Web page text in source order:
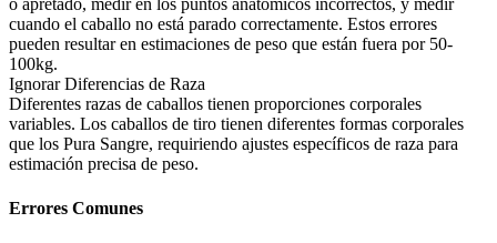
o apretado, medir en los puntos anatómicos incorrectos, y medir
cuando el caballo no está parado correctamente. Estos errores
pueden resultar en estimaciones de peso que están fuera por 50-
100kg.
Ignorar Diferencias de Raza
Diferentes razas de caballos tienen proporciones corporales
variables. Los caballos de tiro tienen diferentes formas corporales
que los Pura Sangre, requiriendo ajustes específicos de raza para
estimación precisa de peso.
Errores Comunes